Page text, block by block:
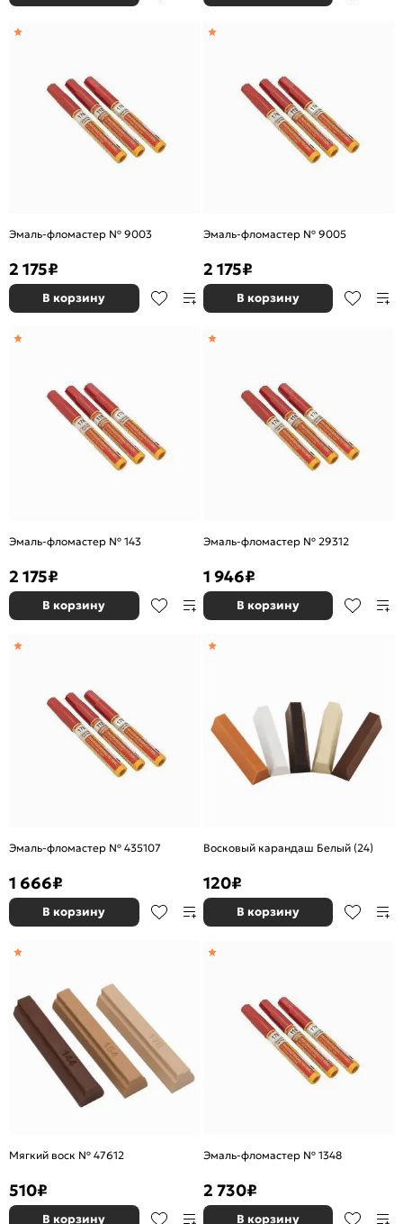
Эмаль-фломастер № 9003
2 175₽
В корзину
Эмаль-фломастер № 9005
2 175₽
В корзину
Эмаль-фломастер № 143
2 175₽
В корзину
Эмаль-фломастер № 29312
1 946₽
В корзину
Эмаль-фломастер № 435107
1 666₽
В корзину
Восковый карандаш Белый (24)
120₽
В корзину
Мягкий воск № 47612
510₽
В корзину
Эмаль-фломастер № 1348
2 730₽
В корзину